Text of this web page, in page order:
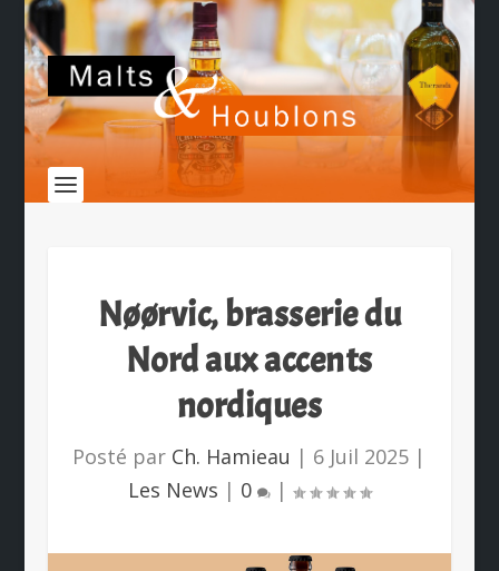
Nøørvic, brasserie du
Nord aux accents
nordiques
Posté par Ch. Hamieau | 6 Juil 2025 |
Les News | 0 |